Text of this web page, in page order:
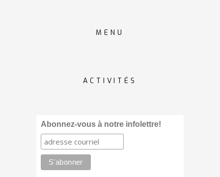
MENU
ACTIVITÉS
Abonnez-vous à notre infolettre!